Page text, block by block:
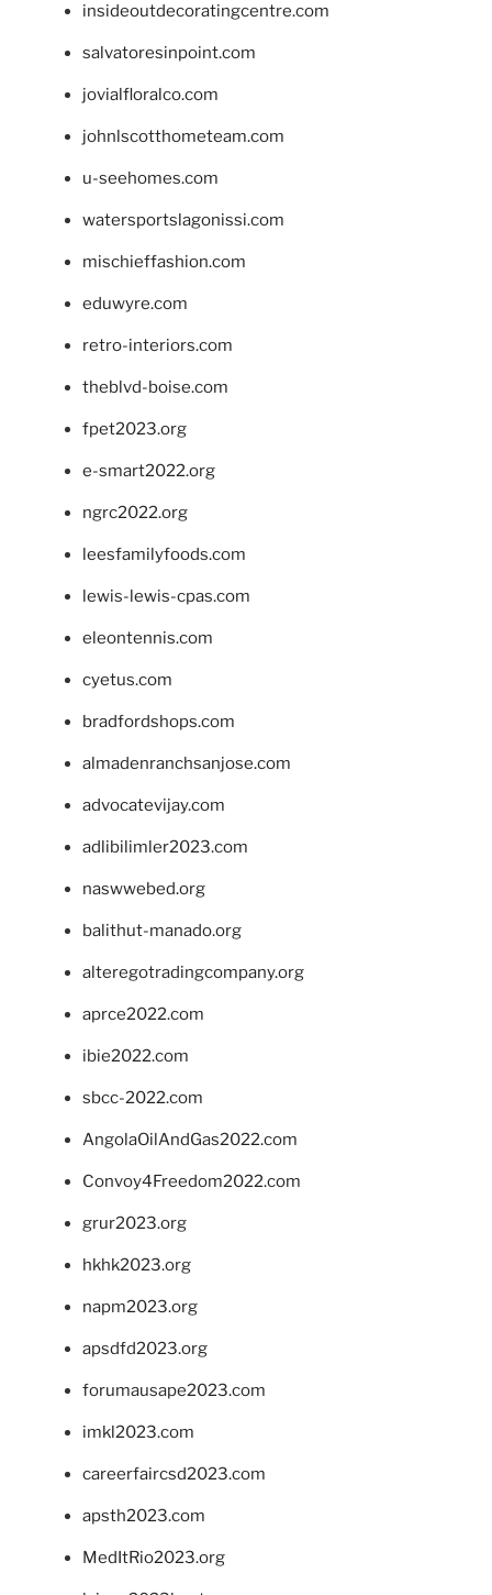
insideoutdecoratingcentre.com
salvatoresinpoint.com
jovialfloralco.com
johnlscotthometeam.com
u-seehomes.com
watersportslagonissi.com
mischieffashion.com
eduwyre.com
retro-interiors.com
theblvd-boise.com
fpet2023.org
e-smart2022.org
ngrc2022.org
leesfamilyfoods.com
lewis-lewis-cpas.com
eleontennis.com
cyetus.com
bradfordshops.com
almadenranchsanjose.com
advocatevijay.com
adlibilimler2023.com
naswwebed.org
balithut-manado.org
alteregotradingcompany.org
aprce2022.com
ibie2022.com
sbcc-2022.com
AngolaOilAndGas2022.com
Convoy4Freedom2022.com
grur2023.org
hkhk2023.org
napm2023.org
apsdfd2023.org
forumausape2023.com
imkl2023.com
careerfaircsd2023.com
apsth2023.com
MedItRio2023.org